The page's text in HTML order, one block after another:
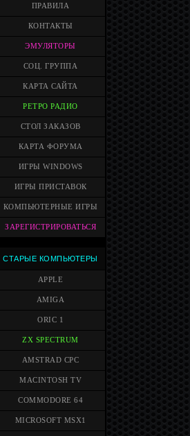
ПРАВИЛА
КОНТАКТЫ
ЭМУЛЯТОРЫ
СОЦ. ГРУППА
КАРТА САЙТА
РЕТРО РАДИО
СТОЛ ЗАКАЗОВ
КАРТА ФОРУМА
ИГРЫ WINDOWS
ИГРЫ ПРИСТАВОК
КОМПЬЮТЕРНЫЕ ИГРЫ
ЗАРЕГИСТРИРОВАТЬСЯ
СТАРЫЕ КОМПЬЮТЕРЫ
APPLE
AMIGA
ORIC 1
ZX SPECTRUM
AMSTRAD CPC
MACINTOSH TV
COMMODORE 64
MICROSOFT MSX1